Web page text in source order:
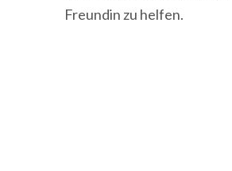
Freundin zu helfen.